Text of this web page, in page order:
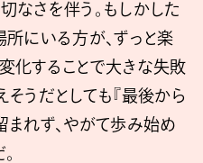
なさを伴う。もしかした
所にいる方が、ずっと楽
化することで大きな失敗
うだとしても『最後から
まれず、やがて歩み始め